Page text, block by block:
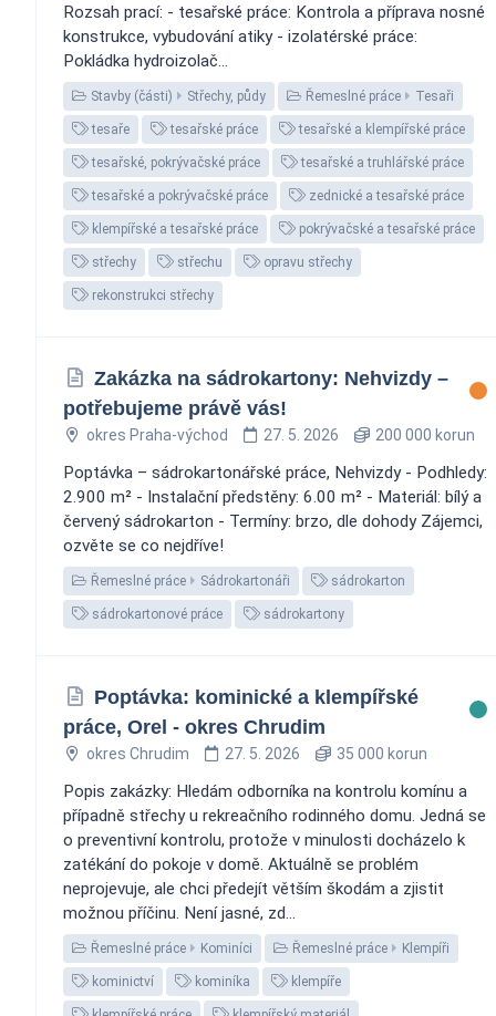
Rozsah prací: - tesařské práce: Kontrola a příprava nosné
konstrukce, vybudování atiky - izolatérské práce:
Pokládka hydroizolač...
Stavby (části) Střechy, půdy Řemeslné práce Tesaři
tesaře tesařské práce tesařské a klempířské práce
tesařské, pokrývačské práce tesařské a truhlářské práce
tesařské a pokrývačské práce zednické a tesařské práce
klempířské a tesařské práce pokrývačské a tesařské práce
střechy střechu opravu střechy
rekonstrukci střechy
Zakázka na sádrokartony: Nehvizdy –
potřebujeme právě vás!
okres Praha-východ 27. 5. 2026 200 000 korun
Poptávka – sádrokartonářské práce, Nehvizdy - Podhledy:
2.900 m² - Instalační předstěny: 6.00 m² - Materiál: bílý a
červený sádrokarton - Termíny: brzo, dle dohody Zájemci,
ozvěte se co nejdříve!
Řemeslné práce Sádrokartonáři sádrokarton
sádrokartonové práce sádrokartony
Poptávka: kominické a klempířské
práce, Orel - okres Chrudim
okres Chrudim 27. 5. 2026 35 000 korun
Popis zakázky: Hledám odborníka na kontrolu komínu a
případně střechy u rekreačního rodinného domu. Jedná se
o preventivní kontrolu, protože v minulosti docházelo k
zatékání do pokoje v domě. Aktuálně se problém
neprojevuje, ale chci předejít větším škodám a zjistit
možnou příčinu. Není jasné, zd...
Řemeslné práce Kominíci Řemeslné práce Klempíři
kominictví kominíka klempíře